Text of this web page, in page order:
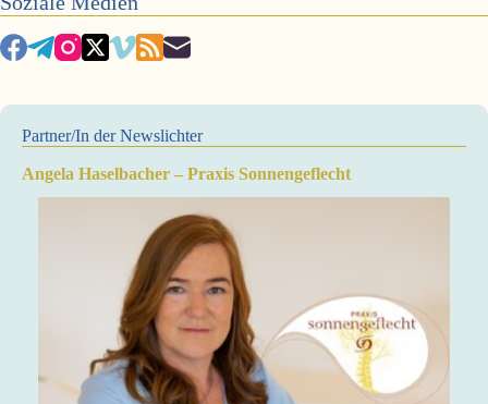
Partner/In der Newslichter
Angela Haselbacher – Praxis Sonnengeflecht